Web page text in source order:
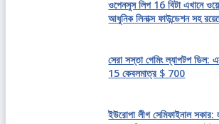
ওপেনসুস লিপ 16 বিটা এখানে
আধুনিক লিনাক্স ফাউন্ডেশন সহ
সেরা সস্তা গেমিং ল্যাপটপ ডিল:
15 কেবলমাত্র $ 700
ইউরোপা লীগ সেমিফাইনাল সকার: